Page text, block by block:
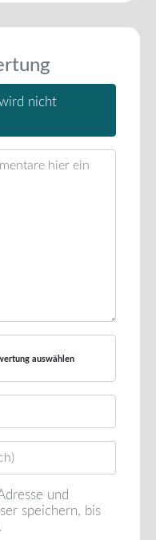
nicht
auswählen
und
speichern, bis